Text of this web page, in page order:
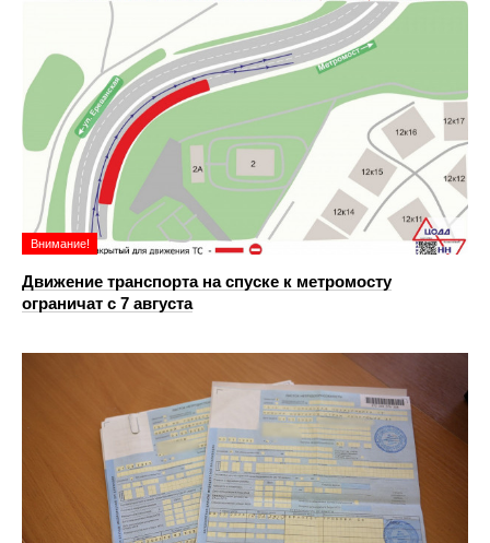
Внимание!
Движение транспорта на спуске к метромосту
ограничат с 7 августа